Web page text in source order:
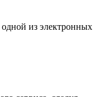
из электронных